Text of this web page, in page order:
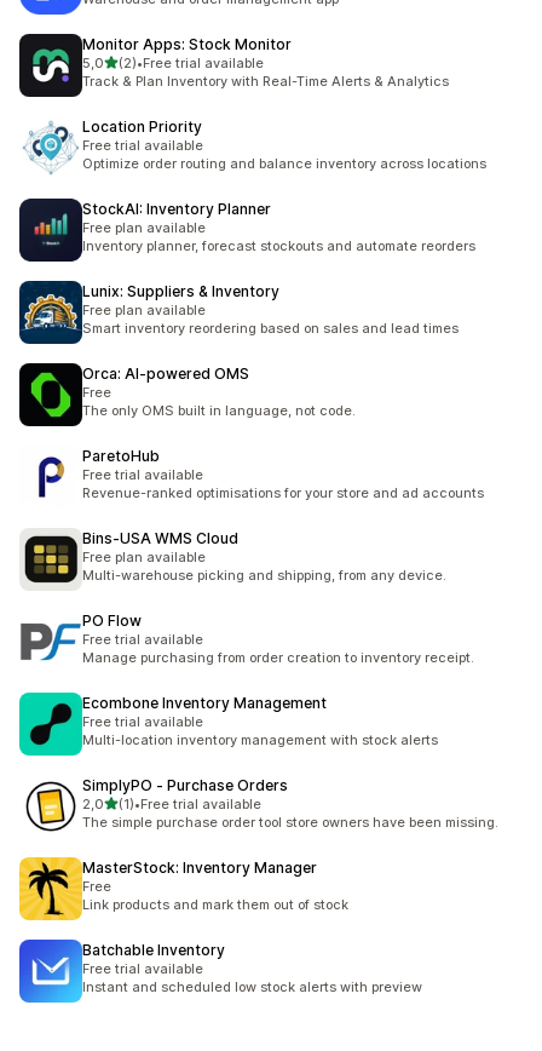
Monitor Apps: Stock Monitor
5,0de 5 estrelas
(2)
2 total de avaliações
•Free trial available
Track & Plan Inventory with Real-Time Alerts & Analytics
Location Priority
Free trial available
Optimize order routing and balance inventory across locations
StockAI: Inventory Planner
Free plan available
Inventory planner, forecast stockouts and automate reorders
Lunix: Suppliers & Inventory
Free plan available
Smart inventory reordering based on sales and lead times
Orca: AI‑powered OMS
Free
The only OMS built in language, not code.
ParetoHub
Free trial available
Revenue-ranked optimisations for your store and ad accounts
Bins‑USA WMS Cloud
Free plan available
Multi-warehouse picking and shipping, from any device.
PO Flow
Free trial available
Manage purchasing from order creation to inventory receipt.
Ecombone Inventory Management
Free trial available
Multi-location inventory management with stock alerts
SimplyPO ‑ Purchase Orders
2,0de 5 estrelas
(1)
1 total de avaliações
•Free trial available
The simple purchase order tool store owners have been missing.
MasterStock: Inventory Manager
Free
Link products and mark them out of stock
Batchable Inventory
Free trial available
Instant and scheduled low stock alerts with preview